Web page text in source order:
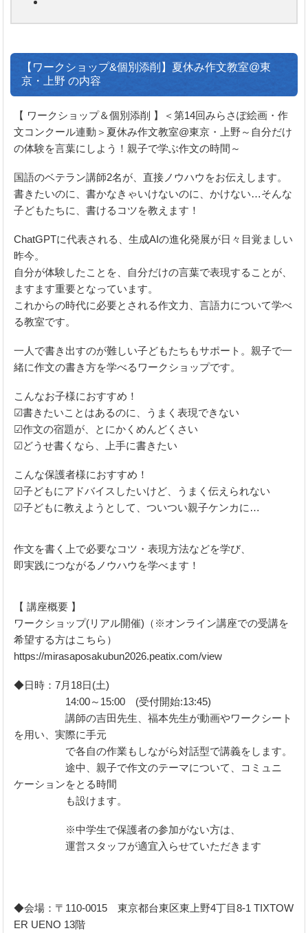
【ワークショップ&個別添削】夏休み作文教室@東
京・上野 の内容
【 ワークショップ＆個別添削 】＜第14回みらさぽ絵画・作
文コンクール連動＞夏休み作文教室@東京・上野～自分だけ
の体験を言葉にしよう！親子で学ぶ作文の時間～
国語のベテラン講師2名が、直接ノウハウをお伝えします。
書きたいのに、書かなきゃいけないのに、かけない…そんな
子どもたちに、書けるコツを教えます！
ChatGPTに代表される、生成AIの進化発展が日々目覚ましい
昨今。
自分が体験したことを、自分だけの言葉で表現することが、
ますます重要となっています。
これからの時代に必要とされる作文力、言語力について学べ
る教室です。
一人で書き出すのが難しい子どもたちもサポート。親子で一
緒に作文の書き方を学べるワークショップです。
こんなお子様におすすめ！
☑書きたいことはあるのに、うまく表現できない
☑作文の宿題が、とにかくめんどくさい
☑どうせ書くなら、上手に書きたい
こんな保護者様におすすめ！
☑子どもにアドバイスしたいけど、うまく伝えられない
☑子どもに教えようとして、ついつい親子ケンカに…
作文を書く上で必要なコツ・表現方法などを学び、
即実践につながるノウハウを学べます！
【 講座概要 】
ワークショップ(リアル開催)（※オンライン講座での受講を
希望する方はこちら）
https://mirasaposakubun2026.peatix.com/view
◆日時：7月18日(土)
14:00～15:00 (受付開始:13:45)
講師の吉田先生、福本先生が動画やワークシート
を用い、実際に手元
で各自の作業もしながら対話型で講義をします。
途中、親子で作文のテーマについて、コミュニ
ケーションをとる時間
も設けます。
※中学生で保護者の参加がない方は、
運営スタッフが適宜入らせていただきます
◆会場：〒110-0015 東京都台東区東上野4丁目8-1 TIXTOW
ER UENO 13階